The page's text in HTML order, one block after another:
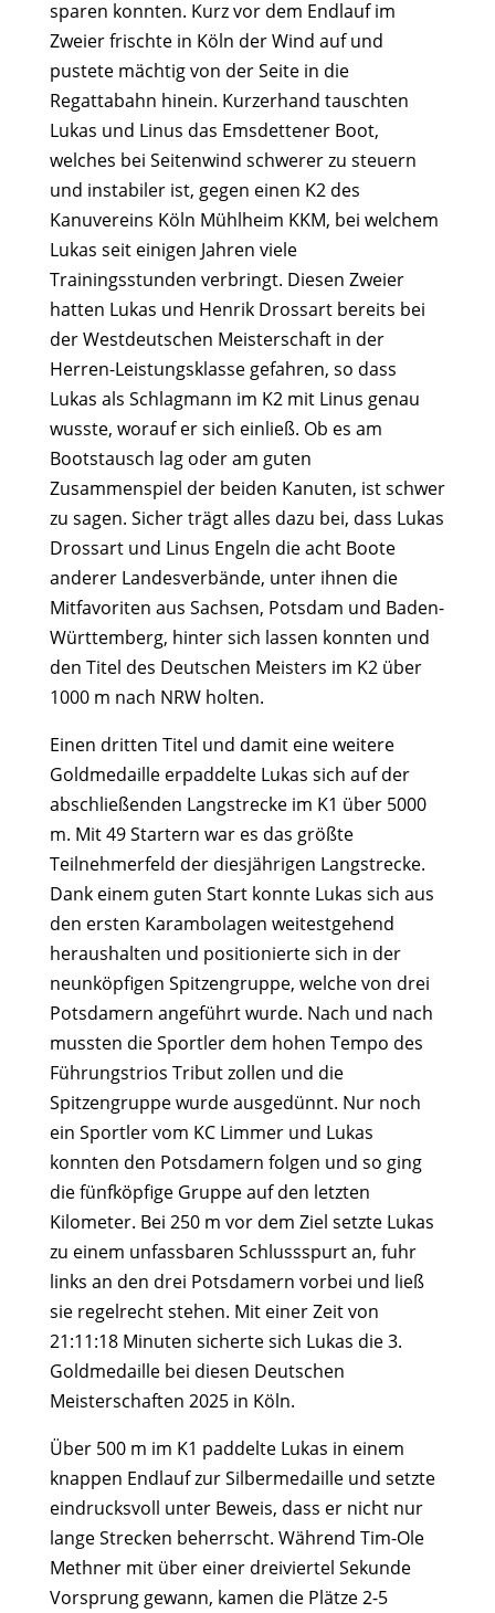
sparen konnten. Kurz vor dem Endlauf im
Zweier frischte in Köln der Wind auf und
pustete mächtig von der Seite in die
Regattabahn hinein. Kurzerhand tauschten
Lukas und Linus das Emsdettener Boot,
welches bei Seitenwind schwerer zu steuern
und instabiler ist, gegen einen K2 des
Kanuvereins Köln Mühlheim KKM, bei welchem
Lukas seit einigen Jahren viele
Trainingsstunden verbringt. Diesen Zweier
hatten Lukas und Henrik Drossart bereits bei
der Westdeutschen Meisterschaft in der
Herren-Leistungsklasse gefahren, so dass
Lukas als Schlagmann im K2 mit Linus genau
wusste, worauf er sich einließ. Ob es am
Bootstausch lag oder am guten
Zusammenspiel der beiden Kanuten, ist schwer
zu sagen. Sicher trägt alles dazu bei, dass Lukas
Drossart und Linus Engeln die acht Boote
anderer Landesverbände, unter ihnen die
Mitfavoriten aus Sachsen, Potsdam und Baden-
Württemberg, hinter sich lassen konnten und
den Titel des Deutschen Meisters im K2 über
1000 m nach NRW holten.
Einen dritten Titel und damit eine weitere
Goldmedaille erpaddelte Lukas sich auf der
abschließenden Langstrecke im K1 über 5000
m. Mit 49 Startern war es das größte
Teilnehmerfeld der diesjährigen Langstrecke.
Dank einem guten Start konnte Lukas sich aus
den ersten Karambolagen weitestgehend
heraushalten und positionierte sich in der
neunköpfigen Spitzengruppe, welche von drei
Potsdamern angeführt wurde. Nach und nach
mussten die Sportler dem hohen Tempo des
Führungstrios Tribut zollen und die
Spitzengruppe wurde ausgedünnt. Nur noch
ein Sportler vom KC Limmer und Lukas
konnten den Potsdamern folgen und so ging
die fünfköpfige Gruppe auf den letzten
Kilometer. Bei 250 m vor dem Ziel setzte Lukas
zu einem unfassbaren Schlussspurt an, fuhr
links an den drei Potsdamern vorbei und ließ
sie regelrecht stehen. Mit einer Zeit von
21:11:18 Minuten sicherte sich Lukas die 3.
Goldmedaille bei diesen Deutschen
Meisterschaften 2025 in Köln.
Über 500 m im K1 paddelte Lukas in einem
knappen Endlauf zur Silbermedaille und setzte
eindrucksvoll unter Beweis, dass er nicht nur
lange Strecken beherrscht. Während Tim-Ole
Methner mit über einer dreiviertel Sekunde
Vorsprung gewann, kamen die Plätze 2-5